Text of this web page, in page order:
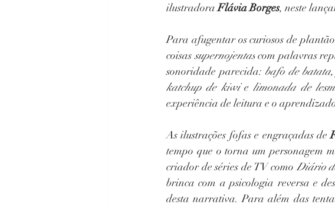
ilustradora Flávia Borges, neste
Para afugentar os curiosos de
coisas supernojentas com palavras
sonoridade parecida: bafo de
katchup de kiwi e limonada de
experiência de leitura e o
As ilustrações fofas e engraçadas de
tempo que o torna um personagem
criador de séries de TV como Diário
brinca com a psicologia reversa e
desta narrativa. Para além das